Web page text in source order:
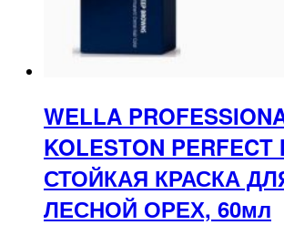
WELLA
KOLESTON PERFECT
СТОЙКАЯ КРАСКА
ЛЕСНОЙ ОРЕХ, 60мл